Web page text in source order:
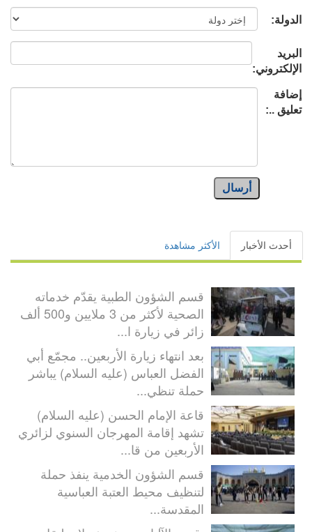
الدولة:
البريد
الإلكتروني:
إضافة
تعليق ..:
أرسال
أحدث الأخبار الأكثر مشاهدة
قسم الشؤون الطبية يقدّم خدماته
الصحية لأكثر من 3 ملايين و500 ألف
زائر في زيارة ا...
بعد انتهاء زيارة الأربعين.. مجمّع أبي
الفضل العباس (عليه السلام) يباشر
حملة تنظي...
قاعة الإمام الحسن (عليه السلام)
تشهد إقامة المهرجان السنوي لزائري
الأربعين من قا...
قسم الشؤون الخدمية ينفذ حملة
لتنظيف محيط العتبة العباسية
المقدسة...